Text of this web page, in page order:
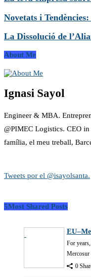
Novetats i
La Dissolució de
About Me
Ignasi Sayol
Engineer & MBA.
@PIMEC Logistics. CEO
família, el meu treball,
Tweets por el @isayolsanta.
5Most Shared Posts
For
0